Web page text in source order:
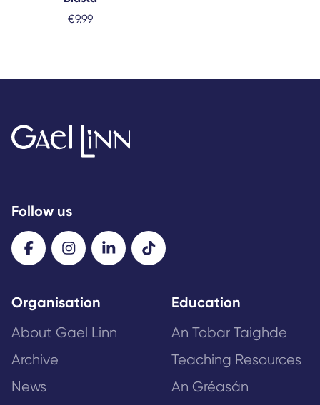
€9.99
Follow us
Organisation
About Gael Linn
Archive
News
Education
An Tobar Taighde
Teaching Resources
An Gréasán